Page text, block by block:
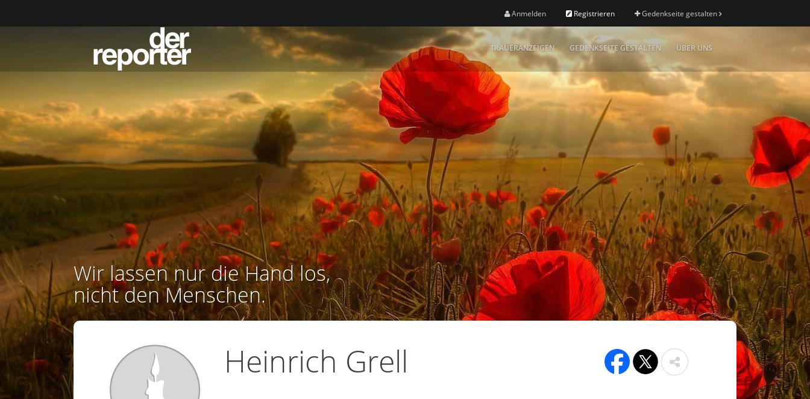
Anmelden Registrieren Gedenkseite gestalten
TRAUERANZEIGEN GEDENKSEITE GESTALTEN ÜBER UNS
Wir lassen nur die Hand los,
nicht den Menschen.
Heinrich Grell